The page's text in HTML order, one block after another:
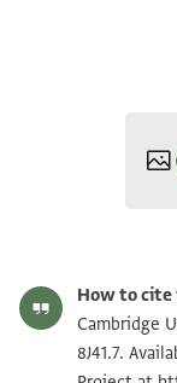
S. D. Goitein's
ומן אדאם אללה
José Martínez
Letter of
Miscelánea De
T-S 8J41.7 1v
verso:
הספר ה
How to
Cambridge
8J41.7.